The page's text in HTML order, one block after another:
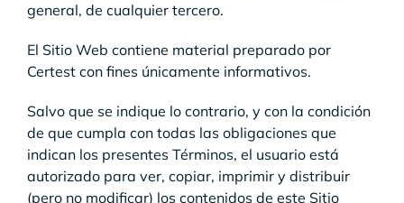
general, de cualquier tercero.
El Sitio Web contiene material preparado por
Certest con fines únicamente informativos.
Salvo que se indique lo contrario, y con la condición
de que cumpla con todas las obligaciones que
indican los presentes Términos, el usuario está
autorizado para ver, copiar, imprimir y distribuir
(pero no modificar) los contenidos de este Sitio